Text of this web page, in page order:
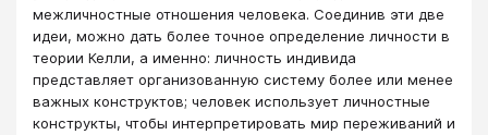
межличностные отношения человека. Соединив эти две
идеи, можно дать более точное определение личности в
теории Келли, а именно: личность индивида
представляет организованную систему более или менее
важных конструктов; человек использует личностные
конструкты, чтобы интерпретировать мир переживаний и